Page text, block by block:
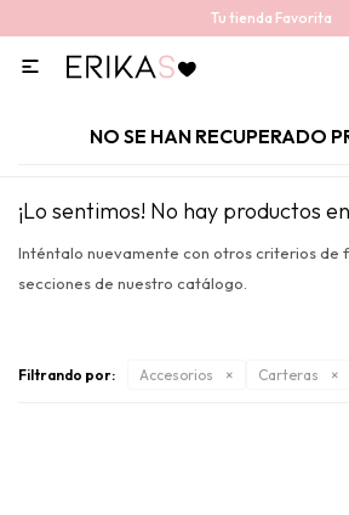
Tu tienda Favorita

NO SE HAN RECUPERADO
¡Lo sentimos! No hay productos
Inténtalo nuevamente con otros criterios de
secciones de nuestro catálogo.
Filtrando por: Accesorios Carteras